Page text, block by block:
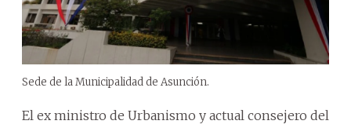
Sede de la Municipalidad de Asunción.
El ex ministro de Urbanismo y actual consejero del